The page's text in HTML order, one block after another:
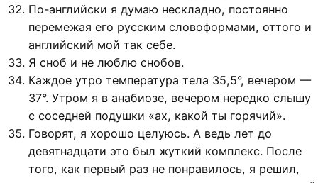
По-английски я думаю нескладно, постоянно
перемежая его русским словоформами, оттого и
английский мой так себе.
Я сноб и не люблю снобов.
Каждое утро температура тела 35,5°, вечером —
37°. Утром я в анабиозе, вечером нередко слышу
с соседней подушки «ах, какой ты горячий».
Говорят, я хорошо целуюсь. А ведь лет до
девятнадцати это был жуткий комплекс. После
того, как первый раз не понравилось, я решил,